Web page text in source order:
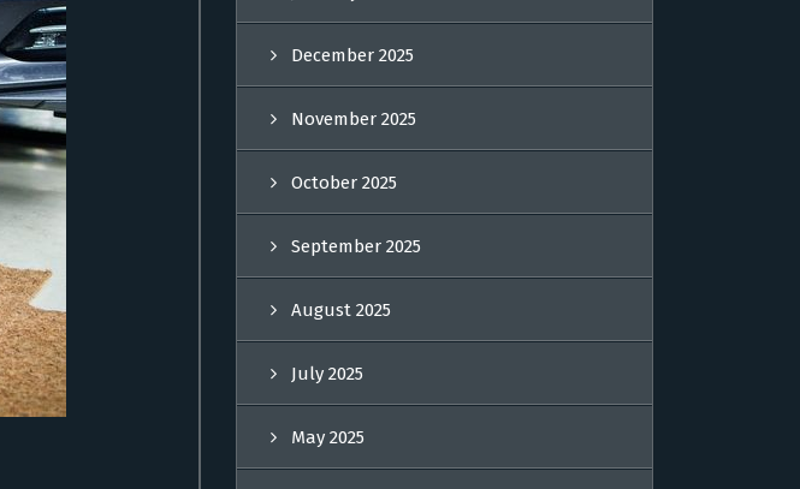
December 2025
November 2025
October 2025
September 2025
August 2025
July 2025
May 2025